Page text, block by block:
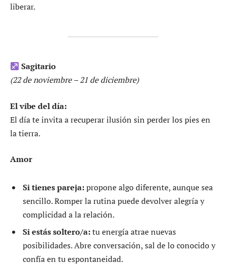
liberar.
Sagitario
(22 de noviembre – 21 de diciembre)
El vibe del día:
El día te invita a recuperar ilusión sin perder los pies en
la tierra.
Amor
Si tienes pareja:propone algo diferente, aunque sea
sencillo. Romper la rutina puede devolver alegría y
complicidad a la relación.
Si estás soltero/a:tu energía atrae nuevas
posibilidades. Abre conversación, sal de lo conocido y
confía en tu espontaneidad.